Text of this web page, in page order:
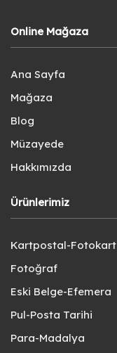
Online Mağaza
Ana Sayfa
Mağaza
Blog
Müzayede
Hakkımızda
Ürünlerimiz
Kartpostal-Fotokart
Fotoğraf
Eski Belge-Efemera
Pul-Posta Tarihi
Para-Madalya